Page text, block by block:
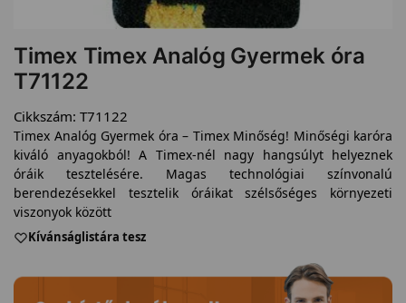
Timex Timex Analóg Gyermek óra
T71122
Cikkszám: T71122
Timex Analóg Gyermek óra – Timex Minőség! Minőségi karóra
kiváló anyagokból! A Timex-nél nagy hangsúlyt helyeznek
óráik tesztelésére. Magas technológiai színvonalú
berendezésekkel tesztelik óráikat szélsőséges környezeti
viszonyok között
Kívánságlistára tesz